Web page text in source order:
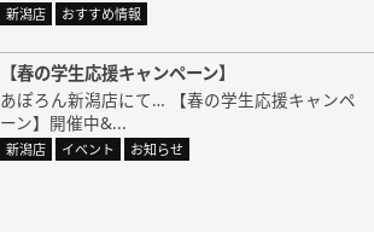
新潟店 おすすめ情報
【春の学生応援キャンペーン】
あぽろん新潟店にて… 【春の学生応援キャンペ
ーン】開催中&...
新潟店 イベント お知らせ